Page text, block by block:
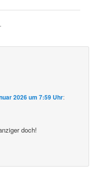
“
2026 um 7:59 Uhr:
doch!